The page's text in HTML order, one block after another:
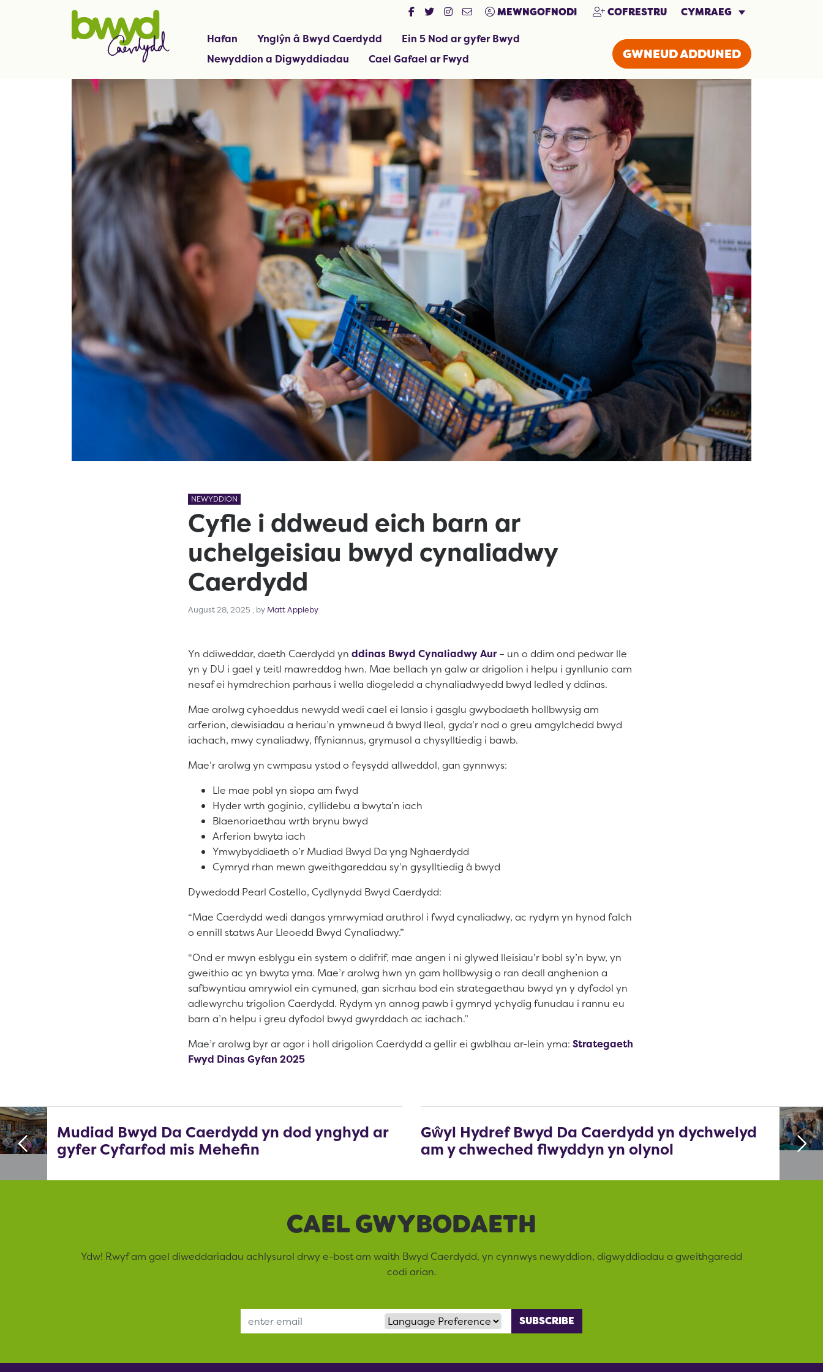
MEWNGOFNODI COFRESTRU CYMRAEG
Hafan Ynglŷn â Bwyd Caerdydd
Ein 5 Nod ar gyfer Bwyd
Newyddion a Digwyddiadau
Cael Gafael ar Fwyd GWNEUD ADDUNED
NEWYDDION
Cyfle i ddweud eich barn ar
uchelgeisiau bwyd cynaliadwy
Caerdydd
August 28, 2025 August 28, 2025
, by Matt Appleby
Yn ddiweddar, daeth Caerdydd yn ddinas Bwyd Cynaliadwy Aur– un o ddim ond pedwar lle
yn y DU i gael y teitl mawreddog hwn. Mae bellach yn galw ar drigolion i helpu i gynllunio cam
nesaf ei hymdrechion parhaus i wella diogeledd a chynaliadwyedd bwyd ledled y ddinas.
Mae arolwg cyhoeddus newydd wedi cael ei lansio i gasglu gwybodaeth hollbwysig am
arferion, dewisiadau a heriau’n ymwneud â bwyd lleol, gyda’r nod o greu amgylchedd bwyd
iachach, mwy cynaliadwy, ffyniannus, grymusol a chysylltiedig i bawb.
Mae’r arolwg yn cwmpasu ystod o feysydd allweddol, gan gynnwys:
Lle mae pobl yn siopa am fwyd
Hyder wrth goginio, cyllidebu a bwyta’n iach
Blaenoriaethau wrth brynu bwyd
Arferion bwyta iach
Ymwybyddiaeth o’r Mudiad Bwyd Da yng Nghaerdydd
Cymryd rhan mewn gweithgareddau sy’n gysylltiedig â bwyd
Dywedodd Pearl Costello, Cydlynydd Bwyd Caerdydd:
“Mae Caerdydd wedi dangos ymrwymiad aruthrol i fwyd cynaliadwy, ac rydym yn hynod falch
o ennill statws Aur Lleoedd Bwyd Cynaliadwy.”
“Ond er mwyn esblygu ein system o ddifrif, mae angen i ni glywed lleisiau’r bobl sy’n byw, yn
gweithio ac yn bwyta yma. Mae’r arolwg hwn yn gam hollbwysig o ran deall anghenion a
safbwyntiau amrywiol ein cymuned, gan sicrhau bod ein strategaethau bwyd yn y dyfodol yn
adlewyrchu trigolion Caerdydd. Rydym yn annog pawb i gymryd ychydig funudau i rannu eu
barn a’n helpu i greu dyfodol bwyd gwyrddach ac iachach.”
Mae’r arolwg byr ar agor i holl drigolion Caerdydd a gellir ei gwblhau ar-lein yma: Strategaeth
Fwyd Dinas Gyfan 2025
Mudiad Bwyd Da Caerdydd yn dod ynghyd ar
gyfer Cyfarfod mis Mehefin
Gŵyl Hydref Bwyd Da Caerdydd yn dychwelyd
am y chweched flwyddyn yn olynol
CAEL GWYBODAETH
Ydw! Rwyf am gael diweddariadau achlysurol drwy e-bost am waith Bwyd Caerdydd, yn cynnwys newyddion, digwyddiadau a gweithgaredd
codi arian.
Email Address Language Preference